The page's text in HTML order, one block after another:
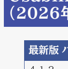
（2026
最新版